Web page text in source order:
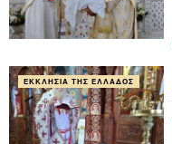
ΕΚΚΛΗΣΊΑ ΤΗΣ ΕΛΛΆΔΟΣ